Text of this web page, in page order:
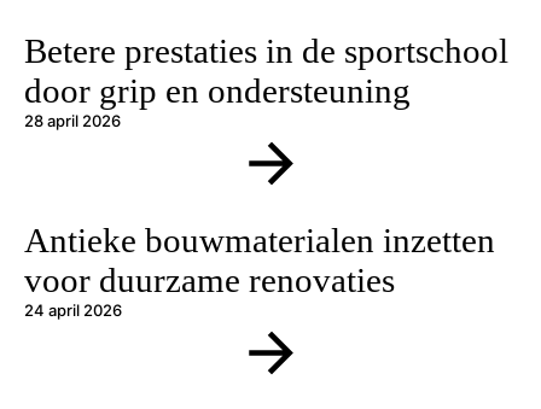
Betere prestaties in de sportschool
door grip en ondersteuning
28 april 2026
Antieke bouwmaterialen inzetten
voor duurzame renovaties
24 april 2026